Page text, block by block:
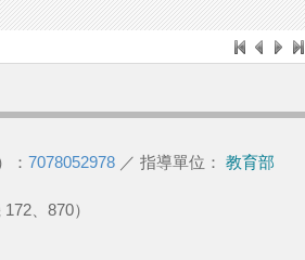
： 7078052978 ／ 指導單位： 教育部
、870）